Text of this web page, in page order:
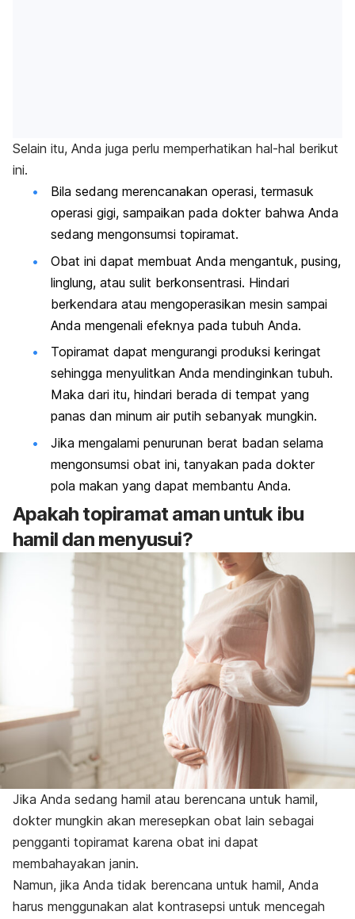
Selain itu, Anda juga perlu memperhatikan hal-hal berikut
ini.
Bila sedang merencanakan operasi, termasuk
operasi gigi, sampaikan pada dokter bahwa Anda
sedang mengonsumsi topiramat.
Obat ini dapat membuat Anda mengantuk, pusing,
linglung, atau sulit berkonsentrasi. Hindari
berkendara atau mengoperasikan mesin sampai
Anda mengenali efeknya pada tubuh Anda.
Topiramat dapat mengurangi produksi keringat
sehingga menyulitkan Anda mendinginkan tubuh.
Maka dari itu, hindari berada di tempat yang
panas dan minum air putih sebanyak mungkin.
Jika mengalami penurunan berat badan selama
mengonsumsi obat ini, tanyakan pada dokter
pola makan yang dapat membantu Anda.
Apakah topiramat aman untuk ibu
hamil dan menyusui?
Jika Anda sedang hamil atau berencana untuk hamil,
dokter mungkin akan meresepkan obat lain sebagai
pengganti topiramat karena obat ini dapat
membahayakan janin.
Namun, jika Anda tidak berencana untuk hamil, Anda
harus menggunakan alat kontrasepsi untuk mencegah